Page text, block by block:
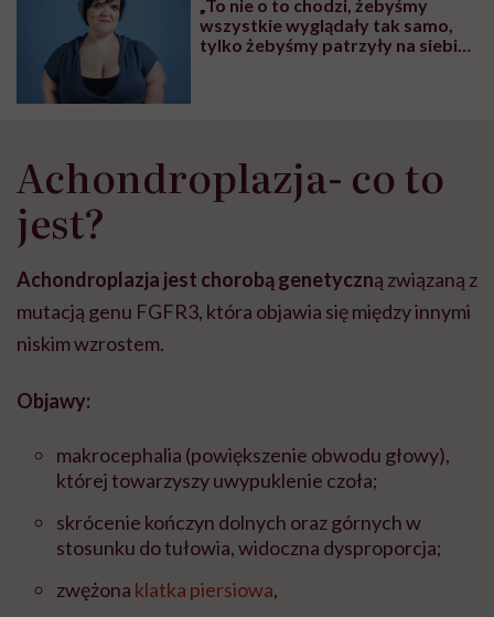
wyobraźni"
„To nie o to chodzi, żebyśmy
wszystkie wyglądały tak samo,
tylko żebyśmy patrzyły na siebie i
Achondroplazja- co to
jest?
Achondroplazja jest chorobą genetyczną związaną z
mutacją genu FGFR3, która objawia się między innymi
niskim wzrostem.
Objawy:
makrocephalia (powiększenie obwodu głowy),
której towarzyszy uwypuklenie czoła;
skrócenie kończyn dolnych oraz górnych w
stosunku do tułowia, widoczna dysproporcja;
zwężona klatka piersiowa,